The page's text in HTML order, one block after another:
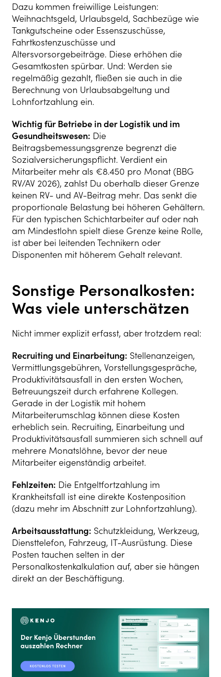
Dazu kommen freiwillige Leistungen:
Weihnachtsgeld, Urlaubsgeld, Sachbezüge wie
Tankgutscheine oder Essenszuschüsse,
Fahrtkostenzuschüsse und
Altersvorsorgebeiträge. Diese erhöhen die
Gesamtkosten spürbar. Und: Werden sie
regelmäßig gezahlt, fließen sie auch in die
Berechnung von Urlaubsabgeltung und
Lohnfortzahlung ein.
Wichtig für Betriebe in der Logistik und im
Gesundheitswesen: Die
Beitragsbemessungsgrenze begrenzt die
Sozialversicherungspflicht. Verdient ein
Mitarbeiter mehr als €8.450 pro Monat (BBG
RV/AV 2026), zahlst Du oberhalb dieser Grenze
keinen RV- und AV-Beitrag mehr. Das senkt die
proportionale Belastung bei höheren Gehältern.
Für den typischen Schichtarbeiter auf oder nah
am Mindestlohn spielt diese Grenze keine Rolle,
ist aber bei leitenden Technikern oder
Disponenten mit höherem Gehalt relevant.
Sonstige Personalkosten:
Was viele unterschätzen
Nicht immer explizit erfasst, aber trotzdem real:
Recruiting und Einarbeitung: Stellenanzeigen,
Vermittlungsgebühren, Vorstellungsgespräche,
Produktivitätsausfall in den ersten Wochen,
Betreuungszeit durch erfahrene Kollegen.
Gerade in der Logistik mit hohem
Mitarbeiterumschlag können diese Kosten
erheblich sein. Recruiting, Einarbeitung und
Produktivitätsausfall summieren sich schnell auf
mehrere Monatslöhne, bevor der neue
Mitarbeiter eigenständig arbeitet.
Fehlzeiten: Die Entgeltfortzahlung im
Krankheitsfall ist eine direkte Kostenposition
(dazu mehr im Abschnitt zur Lohnfortzahlung).
Arbeitsausstattung: Schutzkleidung, Werkzeug,
Diensttelefon, Fahrzeug, IT-Ausrüstung. Diese
Posten tauchen selten in der
Personalkostenkalkulation auf, aber sie hängen
direkt an der Beschäftigung.